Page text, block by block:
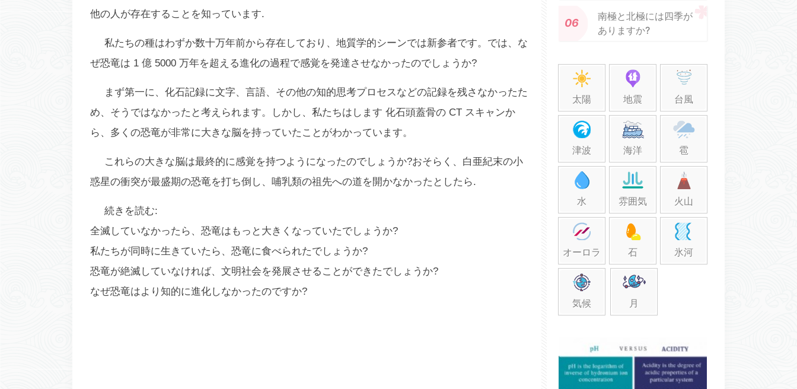
他の人が存在することを知っています.
私たちの種はわずか数十万年前から存在しており、地質学的シーンでは新参者です。では、な
ぜ恐竜は 1 億 5000 万年を超える進化の過程で感覚を発達させなかったのでしょうか?
まず第一に、化石記録に文字、言語、その他の知的思考プロセスなどの記録を残さなかったた
め、そうではなかったと考えられます。しかし、私たちは します 化石頭蓋骨の CT スキャンか
ら、多くの恐竜が非常に大きな脳を持っていたことがわかっています。
これらの大きな脳は最終的に感覚を持つようになったのでしょうか?おそらく、白亜紀末の小
惑星の衝突が最盛期の恐竜を打ち倒し、哺乳類の祖先への道を開かなかったとしたら.
続きを読む:
全滅していなかったら、恐竜はもっと大きくなっていたでしょうか?
私たちが同時に生きていたら、恐竜に食べられたでしょうか?
恐竜が絶滅していなければ、文明社会を発展させることができたでしょうか?
なぜ恐竜はより知的に進化しなかったのですか?
越えた地域協力の促進
南極と北極には四季が
ありますか?
太陽 地震 台風
津波 海洋 雹
水 雰囲気 火山
オーロラ 石 氷河
気候 月